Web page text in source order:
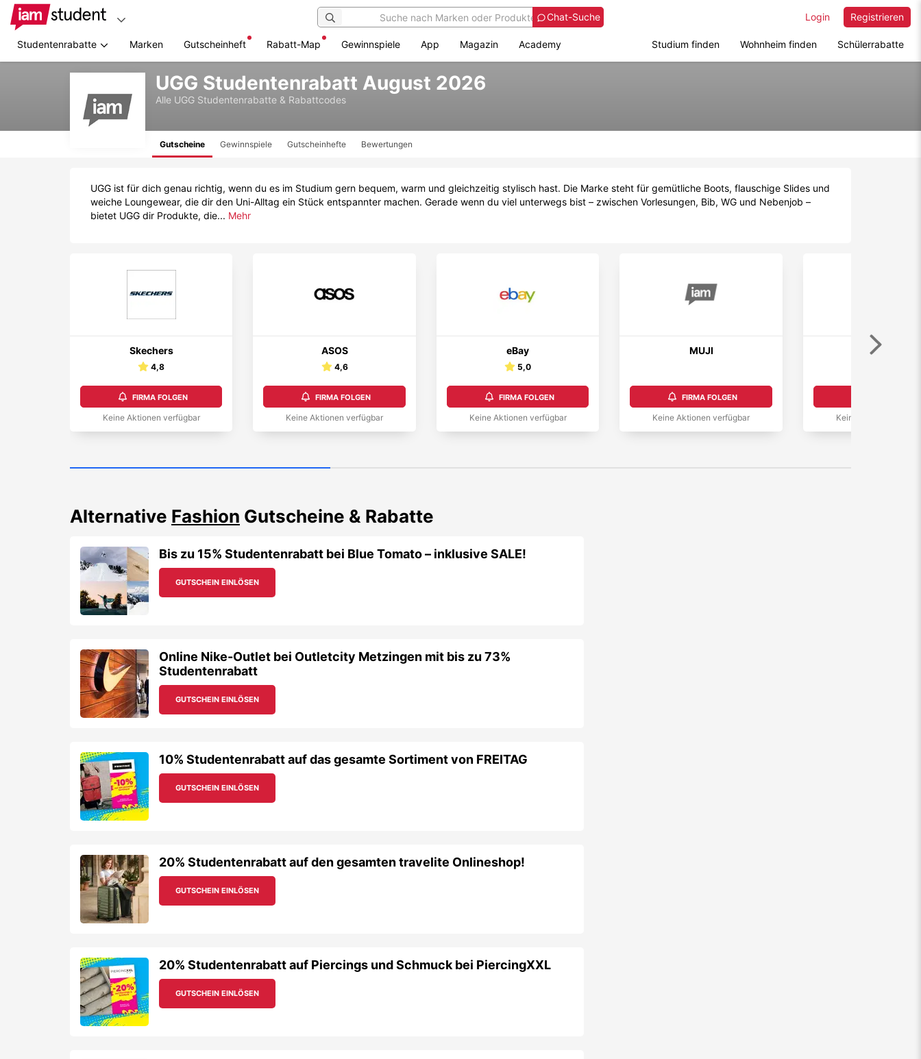
Chat-Suche Registrieren
Login
Studentenrabatte Marken Gutscheinheft Rabatt-Map Gewinnspiele App Magazin Academy Studium finden Wohnheim finden Schülerrabatte
UGG Studentenrabatt August 2026
Alle UGG Studentenrabatte & Rabattcodes
Gutscheine Gewinnspiele Gutscheinhefte Bewertungen
UGG ist für dich genau richtig, wenn du es im Studium gern bequem, warm und gleichzeitig stylisch hast. Die Marke steht für gemütliche Boots, flauschige Slides und
weiche Loungewear, die dir den Uni-Alltag ein Stück entspannter machen. Gerade wenn du viel unterwegs bist – zwischen Vorlesungen, Bib, WG und Nebenjob –
bietet UGG dir Produkte, die... Mehr
Skechers
4,8
FIRMA FOLGEN
Keine Aktionen verfügbar
ASOS
4,6
FIRMA FOLGEN
Keine Aktionen verfügbar
eBay
5,0
FIRMA FOLGEN
Keine Aktionen verfügbar
MUJI
FIRMA FOLGEN
Keine Aktionen verfügbar
Foot Locker
Keine Aktionen
Alternative Fashion Gutscheine & Rabatte
Bis zu 15% Studentenrabatt bei Blue Tomato – inklusive SALE!
GUTSCHEIN EINLÖSEN
Online Nike-Outlet bei Outletcity Metzingen mit bis zu 73%
Studentenrabatt
GUTSCHEIN EINLÖSEN
10% Studentenrabatt auf das gesamte Sortiment von FREITAG
GUTSCHEIN EINLÖSEN
20% Studentenrabatt auf den gesamten travelite Onlineshop!
GUTSCHEIN EINLÖSEN
20% Studentenrabatt auf Piercings und Schmuck bei PiercingXXL
GUTSCHEIN EINLÖSEN